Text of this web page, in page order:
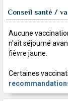
Conseil santé /
Aucune
n'ait séjourné
fièvre jaune.
Certaines